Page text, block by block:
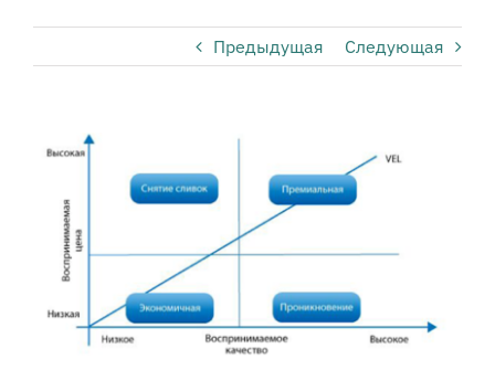
Предыдущая Следующая
View
Image